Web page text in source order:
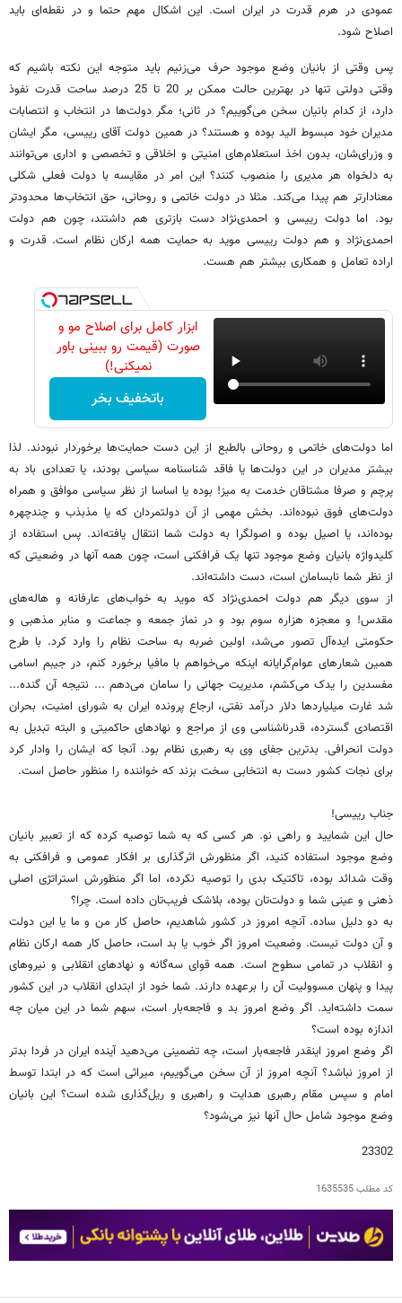
عمودی در هرم قدرت در ایران است. این اشکال مهم حتما و در نقطه‌ای باید
اصلاح شود.
پس وقتی از بانیان وضع موجود حرف می‌زنیم باید متوجه این نکته باشیم که
وقتی دولتی تنها در بهترین حالت ممکن بر 20 تا 25 درصد ساحت قدرت نفوذ
دارد، از کدام بانیان سخن می‌گوییم؟ در ثانی؛ مگر دولت‌ها در انتخاب و انتصابات
مدیران خود مبسوط الید بوده و هستند؟ در همین دولت آقای رییسی، مگر ایشان
و وزرای‌شان، بدون اخذ استعلام‌های امنیتی و اخلاقی و تخصصی و اداری می‌توانند
به دلخواه هر مدیری را منصوب کنند؟ این امر در مقایسه با دولت فعلی شکلی
معنادارتر هم پیدا می‌کند. مثلا در دولت خاتمی و روحانی، حق انتخاب‌ها محدودتر
بود. اما دولت رییسی و احمدی‌نژاد دست بازتری هم داشتند، چون هم دولت
احمدی‌نژاد و هم دولت رییسی موید به حمایت همه ارکان نظام است. قدرت و
اراده تعامل و همکاری بیشتر هم هست.
ابزار کامل برای اصلاح مو و
صورت (قیمت رو ببینی باور
نمیکنی!)
باتخفیف بخر
اما دولت‌های خاتمی و روحانی بالطبع از این دست حمایت‌ها برخوردار نبودند. لذا
بیشتر مدیران در این دولت‌ها یا فاقد شناسنامه سیاسی بودند، یا تعدادی باد به
پرچم و صرفا مشتاقان خدمت به میز! بوده یا اساسا از نظر سیاسی موافق و همراه
دولت‌های فوق نبوده‌اند. بخش مهمی از آن دولتمردان که یا مذبذب و چندچهره
بوده‌اند، یا اصیل بوده و اصولگرا به دولت شما انتقال یافته‌اند. پس استفاده از
کلیدواژه بانیان وضع موجود تنها یک فرافکنی است، چون همه آنها در وضعیتی که
از نظر شما نابسامان است، دست داشته‌اند.
از سوی دیگر هم دولت احمدی‌نژاد که موید به خواب‌های عارفانه و هاله‌های
مقدس! و معجزه هزاره سوم بود و در نماز جمعه و جماعت و منابر مذهبی و
حکومتی ایده‌آل تصور می‌شد، اولین ضربه به ساحت نظام را وارد کرد. با طرح
همین شعارهای عوام‌گرایانه اینکه می‌خواهم با مافیا برخورد کنم، در جیبم اسامی
مفسدین را یدک می‌کشم، مدیریت جهانی را سامان می‌دهم ... نتیجه آن گنده...
شد غارت میلیاردها دلار درآمد نفتی، ارجاع پرونده ایران به شورای امنیت، بحران
اقتصادی گسترده، قدرناشناسی وی از مراجع و نهادهای حاکمیتی و البته تبدیل به
دولت انحرافی. بدترین جفای وی به رهبری نظام بود. آنجا که ایشان را وادار کرد
برای نجات کشور دست به انتخابی سخت بزند که خواننده را منظور حاصل است.
جناب رییسی!
حال این شمایید و راهی نو. هر کسی که به شما توصیه کرده که از تعبیر بانیان
وضع موجود استفاده کنید، اگر منظورش اثرگذاری بر افکار عمومی و فرافکنی به
وقت شدائد بوده، تاکتیک بدی را توصیه نکرده، اما اگر منظورش استراتژی اصلی
ذهنی و عینی شما و دولت‌تان بوده، بلاشک فریب‌تان داده است. چرا؟
به دو دلیل ساده. آنچه امروز در کشور شاهدیم، حاصل کار من و ما یا این دولت
و آن دولت نیست. وضعیت امروز اگر خوب یا بد است، حاصل کار همه ارکان نظام
و انقلاب در تمامی سطوح است. همه قوای سه‌گانه و نهادهای انقلابی و نیروهای
پیدا و پنهان مسوولیت آن را برعهده دارند. شما خود از ابتدای انقلاب در این کشور
سمت داشته‌اید. اگر وضع امروز بد و فاجعه‌بار است، سهم شما در این میان چه
اندازه بوده است؟
اگر وضع امروز اینقدر فاجعه‌بار است، چه تضمینی می‌دهید آینده ایران در فردا بدتر
از امروز نباشد؟ آنچه امروز از آن سخن می‌گوییم، میراثی است که در ابتدا توسط
امام و سپس مقام رهبری هدایت و راهبری و ریل‌گذاری شده است؟ این بانیان
وضع موجود شامل حال آنها نیز می‌شود؟
23302
کد مطلب1635535